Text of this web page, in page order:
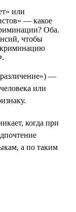
или
— какое
Оба.
чтобы
—
или
когда при
а по таким